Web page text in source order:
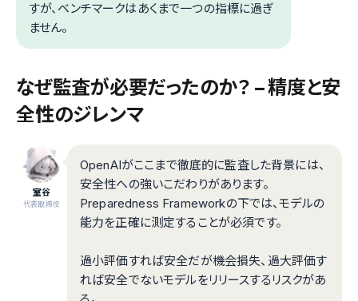
すが、ベンチマークはあくまで一つの指標に過ぎ
ません。
なぜ監査が必要だったのか？ – 精度と安
全性のジレンマ
室谷
代表取締役
OpenAIがここまで徹底的に監査した背景には、
安全性への強いこだわりがあります。
Preparedness Frameworkの下では、モデルの
能力を正確に測定することが必須です。
過小評価すれば安全だが機会損失、過大評価す
れば安全でないモデルをリリースするリスクがあ